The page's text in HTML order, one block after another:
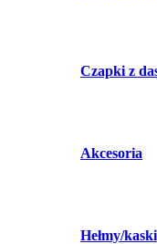
Czapki z
Akcesoria
Hełmy/kaski